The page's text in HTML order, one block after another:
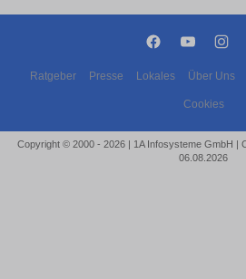
Ratgeber Presse Lokales Über Uns
Cookies
Copyright © 2000 - 2026 | 1A Infosysteme GmbH |
06.08.2026